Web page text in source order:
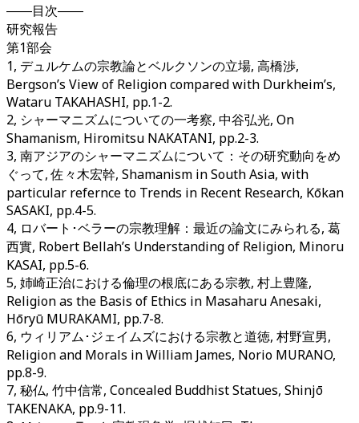
――目次――
研究報告
第1部会
1, デュルケムの宗教論とベルクソンの立場, 高橋渉,
Bergson’s View of Religion compared with Durkheim’s,
Wataru TAKAHASHI, pp.1-2.
2, シャーマニズムについての一考察, 中谷弘光, On
Shamanism, Hiromitsu NAKATANI, pp.2-3.
3, 南アジアのシャーマニズムについて：その研究動向をめ
ぐって, 佐々木宏幹, Shamanism in South Asia, with
particular refernce to Trends in Recent Research, Kōkan
SASAKI, pp.4-5.
4, ロバート･ベラーの宗教理解：最近の論文にみられる, 葛
西實, Robert Bellah’s Understanding of Religion, Minoru
KASAI, pp.5-6.
5, 姉崎正治における倫理の根底にある宗教, 村上豊隆,
Religion as the Basis of Ethics in Masaharu Anesaki,
Hōryū MURAKAMI, pp.7-8.
6, ウィリアム･ジェイムズにおける宗教と道徳, 村野宣男,
Religion and Morals in William James, Norio MURANO,
pp.8-9.
7, 秘仏, 竹中信常, Concealed Buddhist Statues, Shinjō
TAKENAKA, pp.9-11.